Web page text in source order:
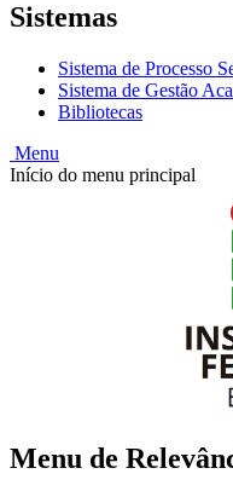
Sistemas
Sistema de Processo
Sistema de Gestão
Bibliotecas
Menu
Início do menu principal
Menu de